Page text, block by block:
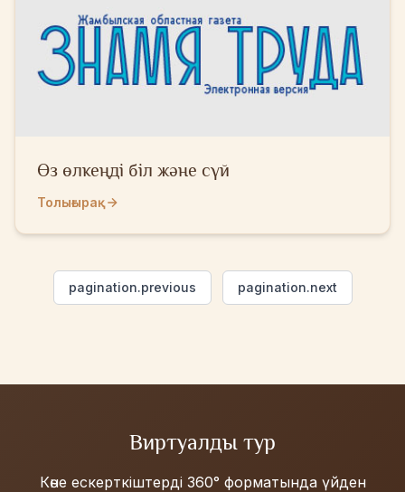
Өз өлкеңді біл және сүй
Толығырақ
pagination.previous pagination.next
Виртуалды тур
Көне ескерткіштерді 360° форматында үйден